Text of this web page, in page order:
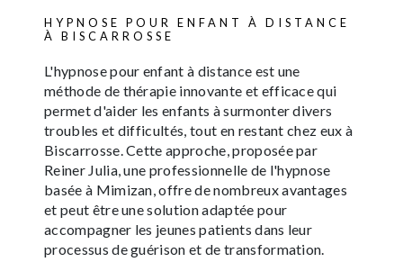
HYPNOSE POUR ENFANT À DISTANCE
À BISCARROSSE
L'hypnose pour enfant à distance est une
méthode de thérapie innovante et efficace qui
permet d'aider les enfants à surmonter divers
troubles et difficultés, tout en restant chez eux à
Biscarrosse. Cette approche, proposée par
Reiner Julia, une professionnelle de l'hypnose
basée à Mimizan, offre de nombreux avantages
et peut être une solution adaptée pour
accompagner les jeunes patients dans leur
processus de guérison et de transformation.